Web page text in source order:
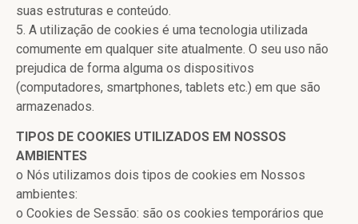
suas estruturas e conteúdo.
5. A utilização de cookies é uma tecnologia utilizada
comumente em qualquer site atualmente. O seu uso não
prejudica de forma alguma os dispositivos
(computadores, smartphones, tablets etc.) em que são
armazenados.
TIPOS DE COOKIES UTILIZADOS EM NOSSOS
AMBIENTES
o Nós utilizamos dois tipos de cookies em Nossos
ambientes:
o Cookies de Sessão: são os cookies temporários que